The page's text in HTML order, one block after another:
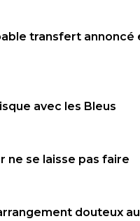
transfert annoncé
avec les Bleus
ne se laisse pas faire
douteux au